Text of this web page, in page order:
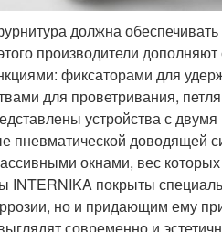
должна
производители
фиксаторами для
для проветривания,
устройства с
пневматической доводящей
окнами, вес которых
INTERNIKA покрыты
но и придающим ему